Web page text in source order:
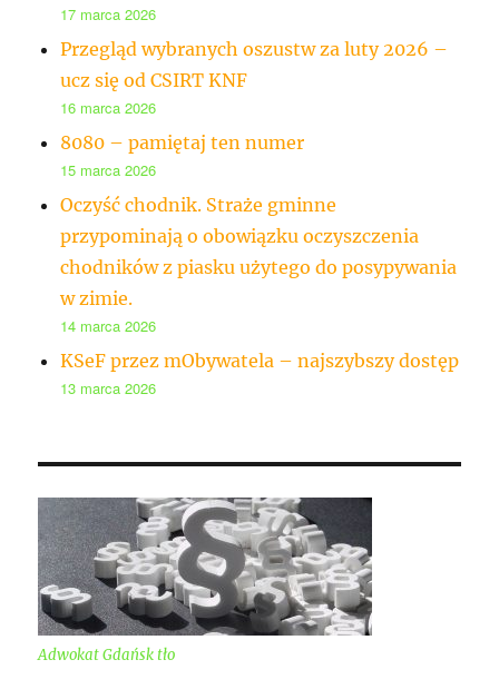
17 marca 2026
Przegląd wybranych oszustw za luty 2026 –
ucz się od CSIRT KNF
16 marca 2026
8080 – pamiętaj ten numer
15 marca 2026
Oczyść chodnik. Straże gminne
przypominają o obowiązku oczyszczenia
chodników z piasku użytego do posypywania
w zimie.
14 marca 2026
KSeF przez mObywatela – najszybszy dostęp
13 marca 2026
Adwokat Gdańsk tło